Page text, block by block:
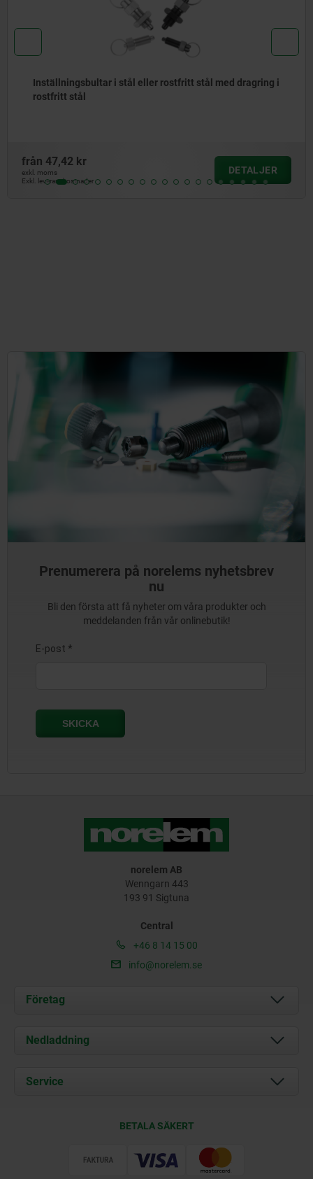
i
Inställningsbult i stål eller rostfritt stål, kort
Exkl. leveranskostnader
Prenumerera på norelems nyhetsbrev
nu
Bli den första att få nyheter om våra produkter och
meddelanden från vår onlinebutik!
norelem AB
Wenngarn 443
193 91 Sigtuna
Central
+46 8 14 15 00
info@norelem.se
Företag
Om oss
Kontakt
Nedladdning
Service
BETALA SÄKERT